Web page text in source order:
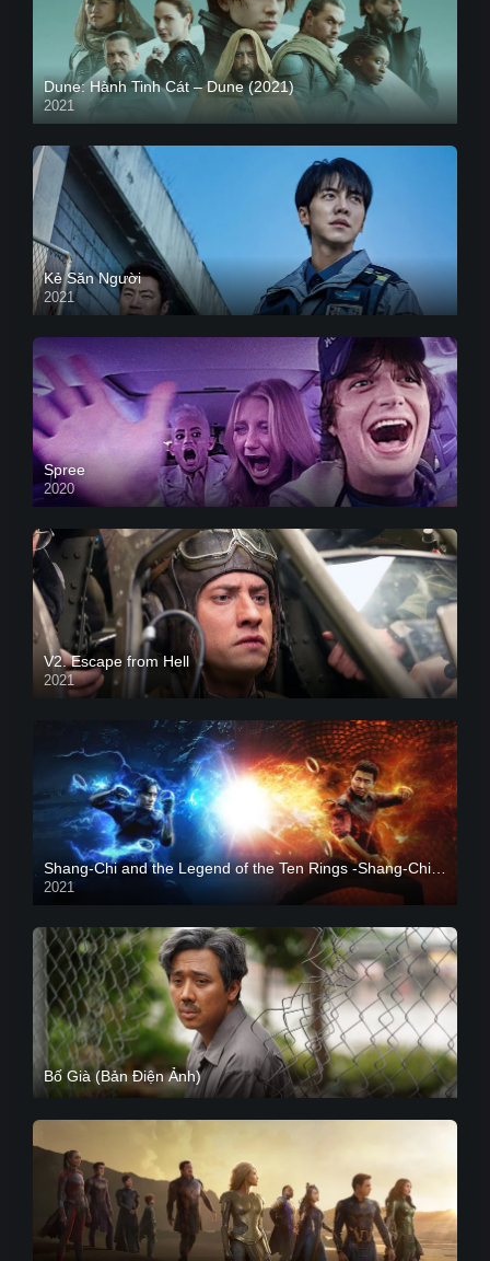
Dune: Hành Tinh Cát – Dune (2021)
2021
HD VIETSUB
Kẻ Săn Người
2021
Spree
2020
V2. Escape from Hell
2021
Shang-Chi and the Legend of the Ten Rings -Shang-Chi và huyền thoại Thập Luân
2021
CAM
Bố Già (Bản Điện Ảnh)